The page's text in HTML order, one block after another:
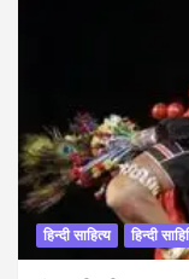
हिन्दी साहित्य हिन्दी